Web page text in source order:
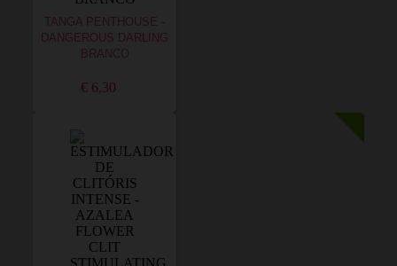
TANGA PENTHOUSE -
DANGEROUS DARLING
BRANCO
€ 6,30